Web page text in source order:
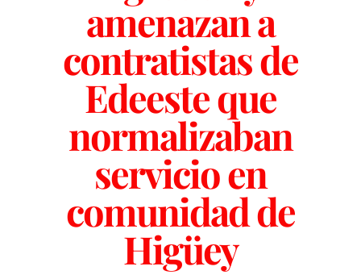
amenazan a
contratistas de
Edeeste que
normalizaban
servicio en
comunidad de
Higüey